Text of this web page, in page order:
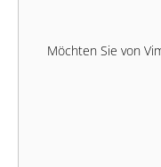
Möchten Sie von